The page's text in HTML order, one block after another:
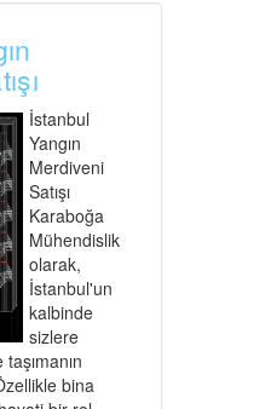
İstanbul
Yangın
Merdiveni
Satışı
Karaboğa
Mühendislik
olarak,
İstanbul'un
kalbinde
sizlere
bina